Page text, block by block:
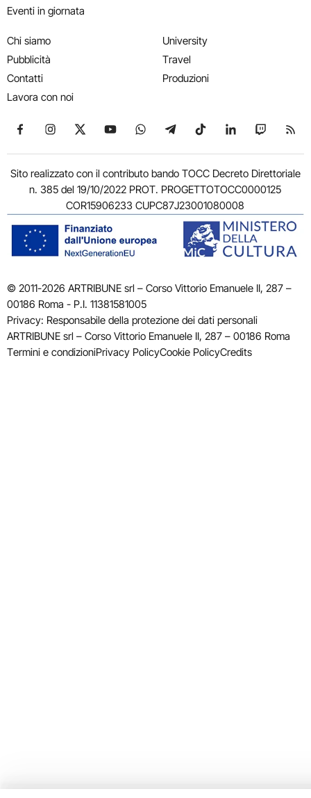
Eventi in giornata
Chi siamo
Pubblicità
Contatti
Lavora con noi
University
Travel
Produzioni
Seguici su Facebook
Seguici su Instagram
Seguici su X
Seguici su YouTube
Seguici su WhatsApp
Seguici su Telegram
Seguici su TikTok
Seguici su
Seguici
Sito realizzato con il contributo bando TOCC Decreto Direttoriale
n. 385 del 19/10/2022 PROT. PROGETTOTOCC0000125
COR15906233 CUPC87J23001080008
© 2011-2026 ARTRIBUNE srl – Corso Vittorio Emanuele II, 287 –
00186 Roma - P.I. 11381581005
Privacy: Responsabile della protezione dei dati personali
ARTRIBUNE srl – Corso Vittorio Emanuele II, 287 – 00186 Roma
Termini e condizioniPrivacy PolicyCookie PolicyCredits